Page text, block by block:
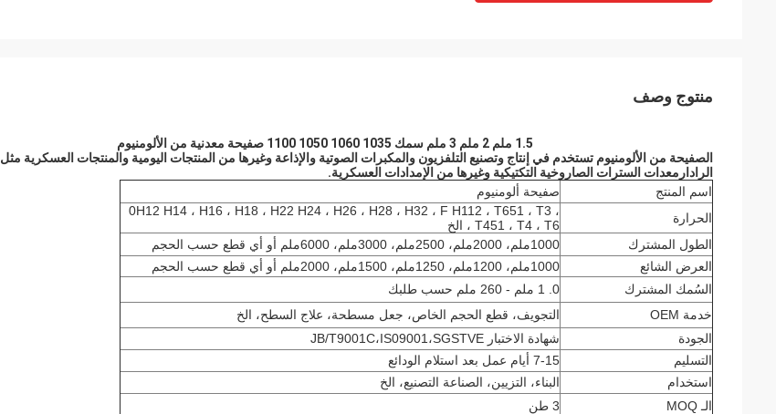
منتوج وصف
1.5 ملم 2 ملم 3 ملم سمك 1035 1060 1050 1100 صفيحة معدنية من الألومنيوم
الصفيحة من الألومنيوم تستخدم في إنتاج وتصنيع التلفزيون والمكبرات الصوتية والإذاعة وغيرها من المنتجات اليومية والمنتجات العسكرية مثل
الرادارمعدات السترات الصاروخية التكتيكية وغيرها من الإمدادات العسكرية.
اسم المنتج
صفيحة ألومنيوم
الحرارة
0H12 H14 ، H16 ، H18 ، H22 H24 ، H26 ، H28 ، H32 ، F H112 ، T651 ، T3 ،
T451 ، T4 ، T6 ، الخ
الطول المشترك
1000ملم، 2000ملم، 2500ملم، 3000ملم، 6000ملم أو أي قطع حسب الحجم
العرض الشائع
1000ملم، 1200ملم، 1250ملم، 1500ملم، 2000ملم أو أي قطع حسب الحجم
السُمك المشترك
0. 1 ملم - 260 ملم حسب طلبك
خدمة OEM
التجويف، قطع الحجم الخاص، جعل مسطحة، علاج السطح، الخ
الجودة
شهادة الاختبار JB/T9001C،IS09001،SGSTVE
التسليم
7-15 أيام عمل بعد استلام الودائع
استخدام
البناء، التزيين، الصناعة التصنيع، الخ
الـ MOQ
3 طن